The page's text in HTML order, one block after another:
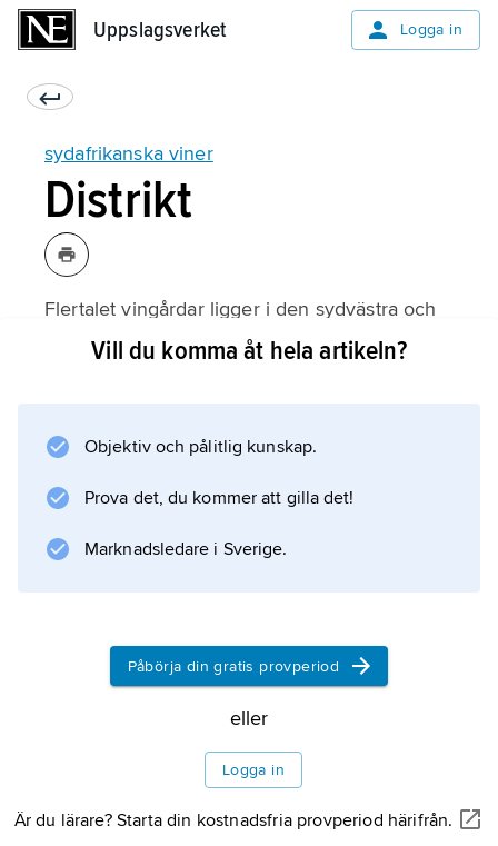
Uppslagsverket Logga in
sydafrikanska viner
Distrikt
Flertalet vingårdar ligger i den sydvästra och
svalare delen av landet där Atlanten och
som kommer från Antarktis. Det mesta av
regnet faller under vintern och många
växtperioden.
Information om artikeln
Vill du komma åt hela artikeln?
Objektiv och pålitlig kunskap.
Prova det, du kommer att gilla det!
Marknadsledare i Sverige.
Påbörja din gratis provperiod
eller
Logga in
Är du lärare? Starta din kostnadsfria provperiod härifrån.